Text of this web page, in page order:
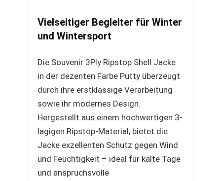
Vielseitiger Begleiter für Winter
und Wintersport
Die Souvenir 3Ply Ripstop Shell Jacke
in der dezenten Farbe Putty überzeugt
durch ihre erstklassige Verarbeitung
sowie ihr modernes Design.
Hergestellt aus einem hochwertigen 3-
lagigen Ripstop-Material, bietet die
Jacke exzellenten Schutz gegen Wind
und Feuchtigkeit – ideal für kalte Tage
und anspruchsvolle